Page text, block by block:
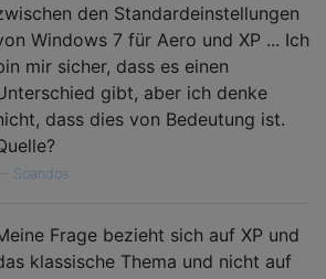
den Standardeinstellungen
Windows 7 für Aero und XP ... Ich
mir sicher, dass es einen
gibt, aber ich denke
dass dies von Bedeutung ist.
Soandos
Frage bezieht sich auf XP und
klassische Thema und nicht auf